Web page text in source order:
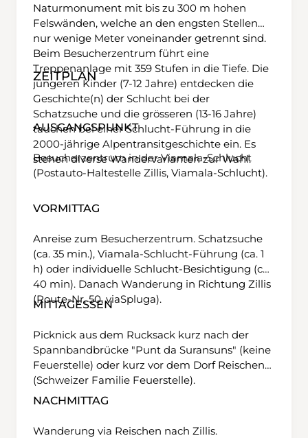
Naturmonument mit bis zu 300 m hohen
Felswänden, welche an den engsten Stellen
nur wenige Meter voneinander getrennt sind.
Beim Besucherzentrum führt eine
Treppenanlage mit 359 Stufen in die Tiefe. Die
jüngeren Kinder (7-12 Jahre) entdecken die
Geschichte(n) der Schlucht bei der
Schatzsuche und die grösseren (13-16 Jahre)
tauchen bei einer Schlucht-Führung in die
2000-jährige Alpentransitgeschichte ein. Es
stehen diverse Wandervarianten zur Wahl.
ZEITPLAN
AUSGANGSPUNKT
Besucherzentrum in der Viamala-Schlucht
(Postauto-Haltestelle Zillis, Viamala-Schlucht).
VORMITTAG
Anreise zum Besucherzentrum. Schatzsuche
(ca. 35 min.), Viamala-Schlucht-Führung (ca. 1
h) oder individuelle Schlucht-Besichtigung (ca.
40 min). Danach Wanderung in Richtung Zillis
(Route-Nr. 50, viaSpluga).
MITTAGESSEN
Picknick aus dem Rucksack kurz nach der
Spannbandbrücke "Punt da Suransuns" (keine
Feuerstelle) oder kurz vor dem Dorf Reischen
(Schweizer Familie Feuerstelle).
NACHMITTAG
Wanderung via Reischen nach Zillis.